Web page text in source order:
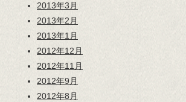
2013年3月
2013年2月
2013年1月
2012年12月
2012年11月
2012年9月
2012年8月